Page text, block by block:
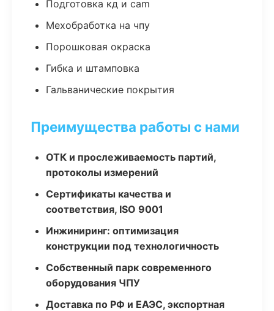
Подготовка кд и cam
Мехобработка на чпу
Порошковая окраска
Гибка и штамповка
Гальванические покрытия
Преимущества работы с нами
ОТК и прослеживаемость партий,
протоколы измерений
Сертификаты качества и
соответствия, ISO 9001
Инжиниринг: оптимизация
конструкции под технологичность
Собственный парк современного
оборудования ЧПУ
Доставка по РФ и ЕАЭС, экспортная